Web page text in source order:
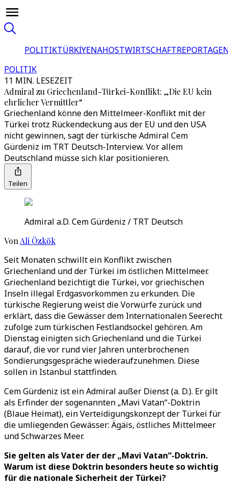
POLITIKTÜRKİYENAHOSTWIRTSCHAFT
POLITIK
11 MIN. LESEZEIT
Admiral zu Griechenland-Türkei-Konflikt: „Die EU kein
ehrlicher Vermittler“
Griechenland könne den Mittelmeer-Konflikt mit der
Türkei trotz Rückendeckung aus der EU und den USA
nicht gewinnen, sagt der türkische Admiral Cem
Gürdeniz im TRT Deutsch-Interview. Vor allem
Deutschland müsse sich klar positionieren.
Teilen
Admiral a.D. Cem Gürdeniz / TRT Deutsch
Von Ali Özkök
Seit Monaten schwillt ein Konflikt zwischen
Griechenland und der Türkei im östlichen Mittelmeer.
Griechenland bezichtigt die Türkei, vor griechischen
Inseln illegal Erdgasvorkommen zu erkunden. Die
türkische Regierung weist die Vorwürfe zurück und
erklärt, dass die Gewässer dem Internationalen Seerecht
zufolge zum türkischen Festlandsockel gehören. Am
Dienstag einigten sich Griechenland und die Türkei
darauf, die vor rund vier Jahren unterbrochenen
Sondierungsgespräche wiederaufzunehmen. Diese
sollen in Istanbul stattfinden.
Cem Gürdeniz ist ein Admiral außer Dienst (a. D.). Er gilt
als Erfinder der sogenannten „Mavi Vatan“-Doktrin
(Blaue Heimat), ein Verteidigungskonzept der Türkei für
die umliegenden Gewässer: Ägäis, östliches Mittelmeer
und Schwarzes Meer.
Sie gelten als Vater der der „Mavi Vatan“-Doktrin.
Warum ist diese Doktrin besonders heute so wichtig
für die nationale Sicherheit der Türkei?